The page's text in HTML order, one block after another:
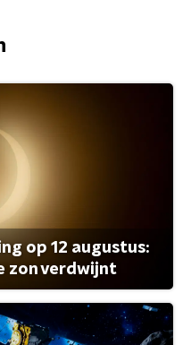
op 12 augustus:
zon verdwijnt